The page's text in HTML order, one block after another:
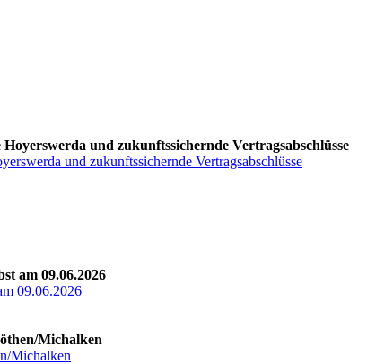
und zukunftssichernde Vertragsabschlüsse
und zukunftssichernde Vertragsabschlüsse
am 09.06.2026
09.06.2026
Michalken
Michalken